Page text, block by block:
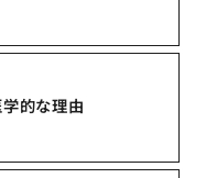
的な理由